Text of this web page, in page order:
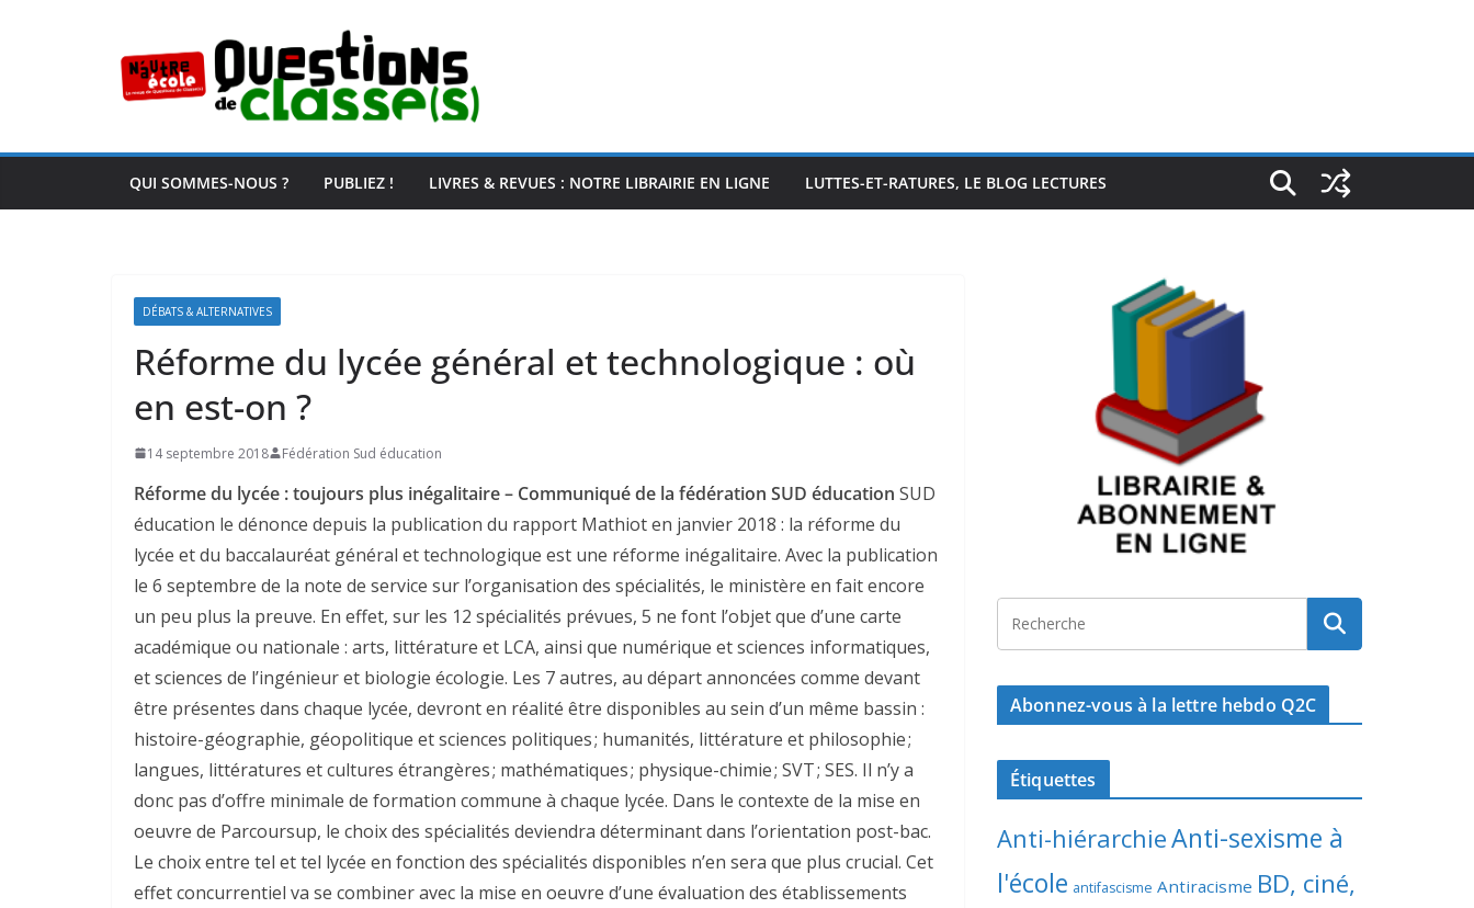
QUI SOMMES-NOUS ? PUBLIEZ ! LIVRES & REVUES : NOTRE LIBRAIRIE EN LIGNE LUTTES-ET-RATURES, LE BLOG LECTURES
DÉBATS & ALTERNATIVES
Réforme du lycée général et technologique : où
en est-on ?
14 septembre 2018 Fédération Sud éducation
Réforme du lycée : toujours plus inégalitaire – Communiqué de la fédération SUD éducation SUD
éducation le dénonce depuis la publication du rapport Mathiot en janvier 2018 : la réforme du
lycée et du baccalauréat général et technologique est une réforme inégalitaire. Avec la publication
le 6 septembre de la note de service sur l’organisation des spécialités, le ministère en fait encore
un peu plus la preuve. En effet, sur les 12 spécialités prévues, 5 ne font l’objet que d’une carte
académique ou nationale : arts, littérature et LCA, ainsi que numérique et sciences informatiques,
et sciences de l’ingénieur et biologie écologie. Les 7 autres, au départ annoncées comme devant
être présentes dans chaque lycée, devront en réalité être disponibles au sein d’un même bassin :
histoire-géographie, géopolitique et sciences politiques ; humanités, littérature et philosophie ;
langues, littératures et cultures étrangères ; mathématiques ; physique-chimie ; SVT ; SES. Il n’y a
donc pas d’offre minimale de formation commune à chaque lycée. Dans le contexte de la mise en
oeuvre de Parcoursup, le choix des spécialités deviendra déterminant dans l’orientation post-bac.
Le choix entre tel et tel lycée en fonction des spécialités disponibles n’en sera que plus crucial. Cet
effet concurrentiel va se combiner avec la mise en oeuvre d’une évaluation des établissements
Abonnez-vous à la lettre hebdo Q2C
Étiquettes
Anti-hiérarchieAnti-sexisme à
l'école antifascisme Antiracisme BD, ciné,